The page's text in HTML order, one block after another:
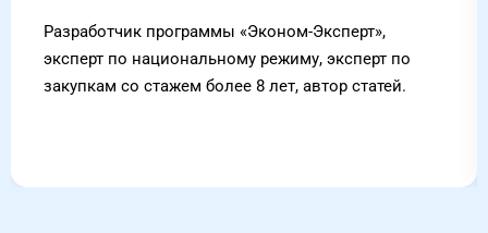
Разработчик программы «Эконом-Эксперт»,
эксперт по национальному режиму, эксперт по
закупкам со стажем более 8 лет, автор статей.